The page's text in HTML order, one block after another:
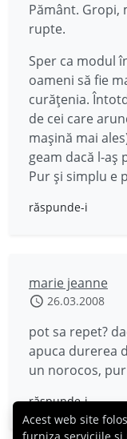
Pământ. Gropi,
rupte.
Sper ca modul
oameni să fie
curăţenia.
de cei care
maşină mai
geam dacă l-aş
Pur şi simplu e
răspunde-i
marie jeanne
26.03.2008
pot sa repet?
apuca durerea
un norocos,
răspunde-i
Acest web site